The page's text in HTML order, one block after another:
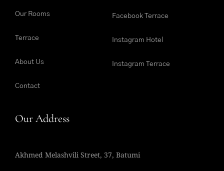
Our Rooms
Terrace
About Us
Contact
Facebook Terrace
Instagram Hotel
Instagram Terrace
Our Address
Akhmed Melashvili Street, 37, Batumi